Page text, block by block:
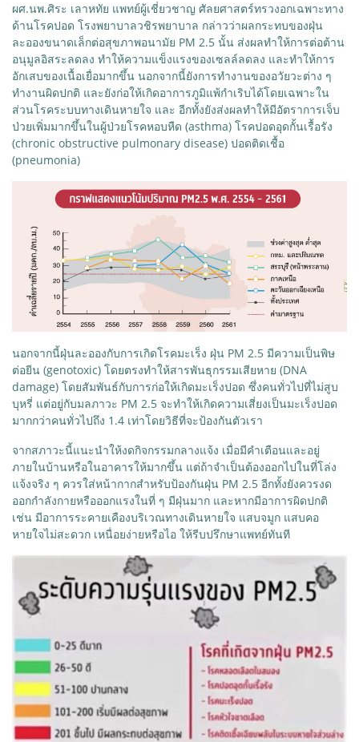
ผศ.นพ.ศิระ เลาหทัย แพทย์ผู้เชี่ยวชาญ ศัลยศาสตร์ทรวงอกเฉพาะทาง
ด้านโรคปอด โรงพยาบาลวชิรพยาบาล กล่าวว่าผลกระทบของฝุ่น
ละอองขนาดเล็กต่อสุขภาพอนามัย PM 2.5 นั้น ส่งผลทำให้การต่อต้าน
อนุมูลอิสระลดลง ทำให้ความแข็งแรงของเซลล์ลดลง และทำให้การ
อักเสบของเนื้อเยื่อมากขึ้น นอกจากนี้ยังการทำงานของอวัยวะต่าง ๆ
ทำงานผิดปกติ และยังก่อให้เกิดอาการภูมิแพ้กำเริบได้โดยเฉพาะใน
ส่วนโรคระบบทางเดินหายใจ และ อีกทั้งยังส่งผลทำให้มีอัตราการเจ็บ
ป่วยเพิ่มมากขึ้นในผู้ป่วยโรคหอบหืด (asthma) โรคปอดอุดกั้นเรื้อรัง
(chronic obstructive pulmonary disease) ปอดติดเชื้อ
(pneumonia)
นอกจากนี้ฝุ่นละอองกับการเกิดโรคมะเร็ง ฝุ่น PM 2.5 มีความเป็นพิษ
ต่อยีน (genotoxic) โดยตรงทำให้สารพันธุกรรมเสียหาย (DNA
damage) โดยสัมพันธ์กับการก่อให้เกิดมะเร็งปอด ซึ่งคนทั่วไปที่ไม่สูบ
บุหรี่ แต่อยู่กับมลภาวะ PM 2.5 จะทำให้เกิดความเสี่ยงเป็นมะเร็งปอด
มากกว่าคนทั่วไปถึง 1.4 เท่าโดยวิธีที่จะป้องกันตัวเรา
จากสภาวะนี้แนะนำให้งดกิจกรรมกลางแจ้ง เมื่อมีคำเตือนและอยู่
ภายในบ้านหรือในอาคารให้มากขึ้น แต่ถ้าจำเป็นต้องออกไปในที่โล่ง
แจ้งจริง ๆ ควรใส่หน้ากากสำหรับป้องกันฝุ่น PM 2.5 อีกทั้งยังควรงด
ออกกำลังกายหรือออกแรงในที่ ๆ มีฝุ่นมาก และหากมีอาการผิดปกติ
เช่น มีอาการระคายเคืองบริเวณทางเดินหายใจ แสบจมูก แสบคอ
หายใจไม่สะดวก เหนื่อยง่ายหรือไอ ให้รีบปรึกษาแพทย์ทันที